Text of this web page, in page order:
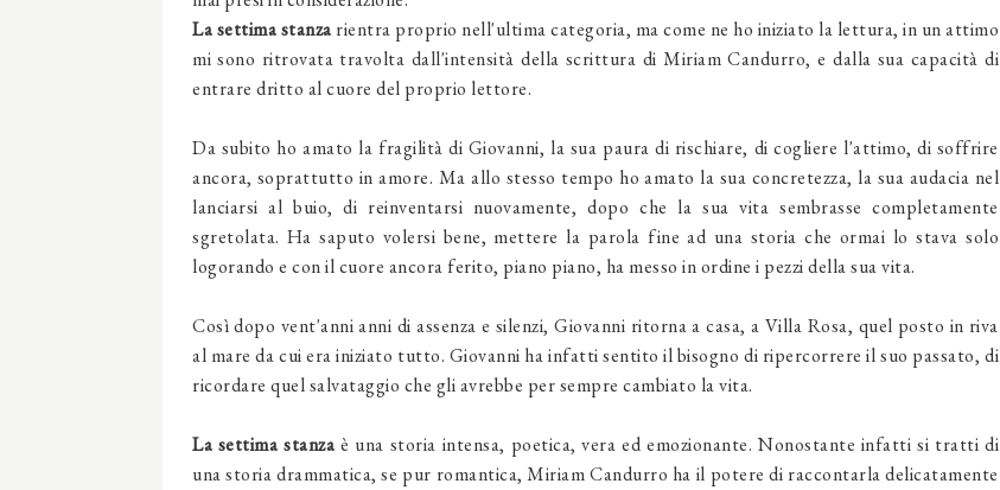
La settima stanza rientra proprio nell'ultima categoria, ma come ne ho iniziato la lettura, in un attimo
mi sono ritrovata travolta dall'intensità della scrittura di Miriam Candurro, e dalla sua capacità di
entrare dritto al cuore del proprio lettore.
Da subito ho amato la fragilità di Giovanni, la sua paura di rischiare, di cogliere l'attimo, di soffrire
ancora, soprattutto in amore. Ma allo stesso tempo ho amato la sua concretezza, la sua audacia nel
lanciarsi al buio, di reinventarsi nuovamente, dopo che la sua vita sembrasse completamente
sgretolata. Ha saputo volersi bene, mettere la parola fine ad una storia che ormai lo stava solo
logorando e con il cuore ancora ferito, piano piano, ha messo in ordine i pezzi della sua vita.
Così dopo vent'anni anni di assenza e silenzi, Giovanni ritorna a casa, a Villa Rosa, quel posto in riva
al mare da cui era iniziato tutto. Giovanni ha infatti sentito il bisogno di ripercorrere il suo passato, di
ricordare quel salvataggio che gli avrebbe per sempre cambiato la vita.
La settima stanzaè una storia intensa, poetica, vera ed emozionante. Nonostante infatti si tratti di
una storia drammatica, se pur romantica, Miriam Candurro ha il potere di raccontarla delicatamente